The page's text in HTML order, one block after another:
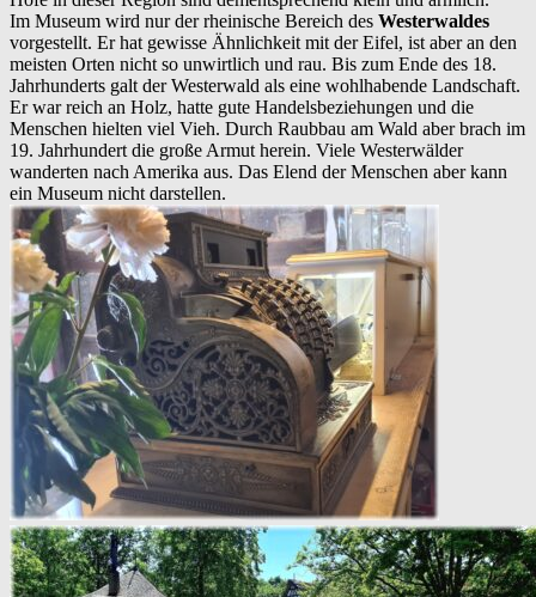
Im Museum wird nur der rheinische Bereich des Westerwaldes
vorgestellt. Er hat gewisse Ähnlichkeit mit der Eifel, ist aber an den
meisten Orten nicht so unwirtlich und rau. Bis zum Ende des 18.
Jahrhunderts galt der Westerwald als eine wohlhabende Landschaft.
Er war reich an Holz, hatte gute Handelsbeziehungen und die
Menschen hielten viel Vieh. Durch Raubbau am Wald aber brach im
19. Jahrhundert die große Armut herein. Viele Westerwälder
wanderten nach Amerika aus. Das Elend der Menschen aber kann
ein Museum nicht darstellen.